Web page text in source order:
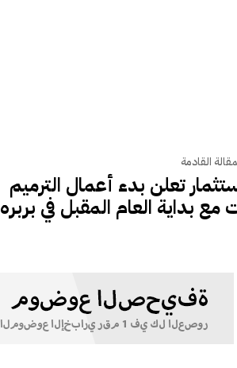
القادمة
تعلن بدء أعمال الترميم
بداية العام المقبل في بربره